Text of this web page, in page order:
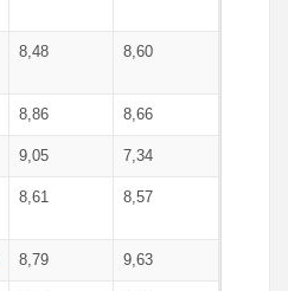
8,48 8,60
8,86 8,66
9,05 7,34
8,61 8,57
8,79 9,63